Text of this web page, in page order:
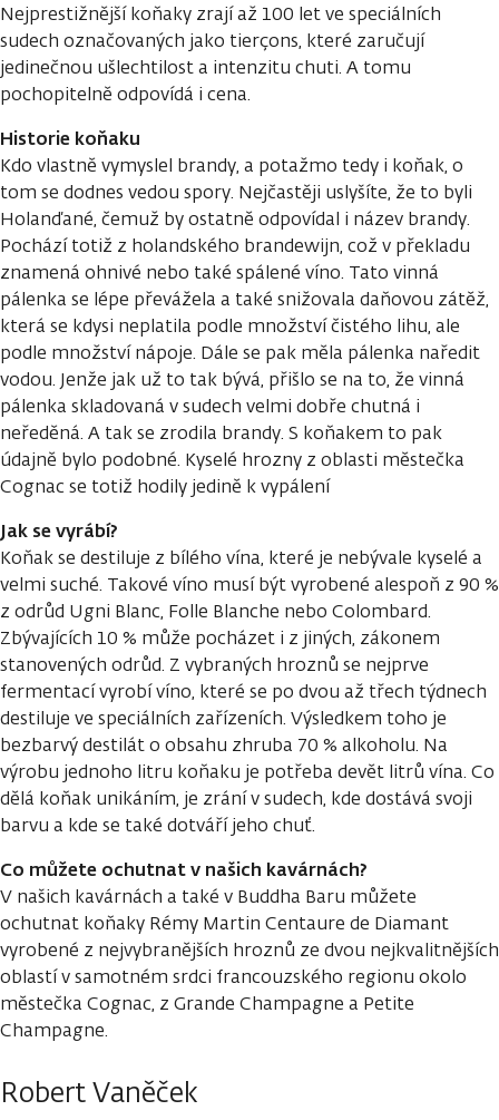
Nejprestižnější koňaky zrají až 100 let ve speciálních
sudech označovaných jako tierçons, které zaručují
jedinečnou ušlechtilost a intenzitu chuti. A tomu
pochopitelně odpovídá i cena.
Historie koňaku
Kdo vlastně vymyslel brandy, a potažmo tedy i koňak, o
tom se dodnes vedou spory. Nejčastěji uslyšíte, že to byli
Holanďané, čemuž by ostatně odpovídal i název brandy.
Pochází totiž z holandského brandewijn, což v překladu
znamená ohnivé nebo také spálené víno. Tato vinná
pálenka se lépe převážela a také snižovala daňovou zátěž,
která se kdysi neplatila podle množství čistého lihu, ale
podle množství nápoje. Dále se pak měla pálenka naředit
vodou. Jenže jak už to tak bývá, přišlo se na to, že vinná
pálenka skladovaná v sudech velmi dobře chutná i
neředěná. A tak se zrodila brandy. S koňakem to pak
údajně bylo podobné. Kyselé hrozny z oblasti městečka
Cognac se totiž hodily jedině k vypálení
Jak se vyrábí?
Koňak se destiluje z bílého vína, které je nebývale kyselé a
velmi suché. Takové víno musí být vyrobené alespoň z 90 %
z odrůd Ugni Blanc, Folle Blanche nebo Colombard.
Zbývajících 10 % může pocházet i z jiných, zákonem
stanovených odrůd. Z vybraných hroznů se nejprve
fermentací vyrobí víno, které se po dvou až třech týdnech
destiluje ve speciálních zařízeních. Výsledkem toho je
bezbarvý destilát o obsahu zhruba 70 % alkoholu. Na
výrobu jednoho litru koňaku je potřeba devět litrů vína. Co
dělá koňak unikáním, je zrání v sudech, kde dostává svoji
barvu a kde se také dotváří jeho chuť.
Co můžete ochutnat v našich kavárnách?
V našich kavárnách a také v Buddha Baru můžete
ochutnat koňaky Rémy Martin Centaure de Diamant
vyrobené z nejvybranějších hroznů ze dvou nejkvalitnějších
oblastí v samotném srdci francouzského regionu okolo
městečka Cognac, z Grande Champagne a Petite
Champagne.
Robert Vaněček